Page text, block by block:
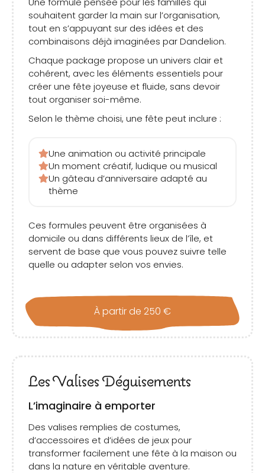
souhaitent garder la main sur l’organisation,
tout en s’appuyant sur des idées et des
combinaisons déjà imaginées par Dandelion.
Chaque package propose un univers clair et
cohérent, avec les éléments essentiels pour
créer une fête joyeuse et fluide, sans devoir
tout organiser soi-même.
Selon le thème choisi, une fête peut inclure :
Une animation ou activité principale
Un moment créatif, ludique ou musical
Un gâteau d’anniversaire adapté au
thème
Ces formules peuvent être organisées à
domicile ou dans différents lieux de l’île, et
servent de base que vous pouvez suivre telle
quelle ou adapter selon vos envies.
À partir de 250 €
Les Valises Déguisements
L’imaginaire à emporter
Des valises remplies de costumes,
d’accessoires et d’idées de jeux pour
transformer facilement une fête à la maison ou
dans la nature en véritable aventure.